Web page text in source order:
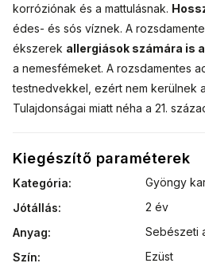
korróziónak és a mattulásnak.
édes- és sós víznek. A
ékszerek allergiások számára is
a nemesfémeket. A rozsdamentes
testnedvekkel, ezért nem kerülnek
Tulajdonságai miatt néha a 21.
Kiegészítő paraméterek
Kategória:
Gyöngy
Jótállás:
2 év
Anyag:
Sebészeti
Szín:
Ezüst